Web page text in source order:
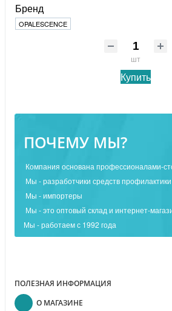
ПОЧЕМУ МЫ?
Компания основана профессионалами-
Мы - разработчики средств
Мы - импортеры
Мы - это оптовый склад и интернет-
Мы - работаем с 1992 года
ПОЛЕЗНАЯ ИНФОРМАЦИЯ
О МАГАЗИНЕ
Бренд
OPALESCENCE
шт
Купить